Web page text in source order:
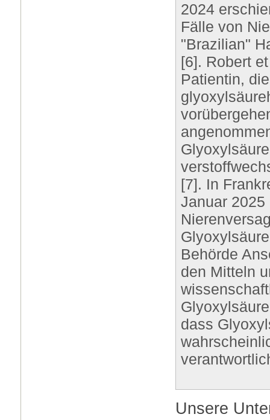
2024
Fälle von
"Brazilian"
[6]. Robert
Patientin,
[7]. In
Januar
Behörde
den Mitteln
dass
Unsere